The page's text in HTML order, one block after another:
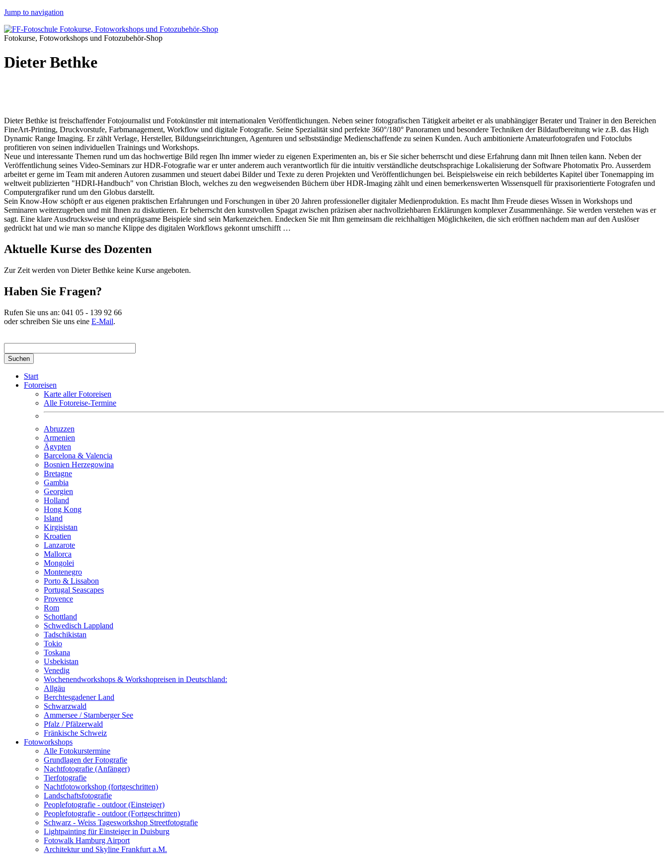
Jump to navigation
Fotokurse, Fotoworkshops und Fotozubehör-Shop
Dieter Bethke
Dieter Bethke ist freischaffender Fotojournalist und Fotokünstler mit internationalen Veröffentlichungen. Neben seiner fotografischen Tätigkeit arbeitet er als unabhängiger Berater und Trainer in den Bereichen
FineArt-Printing, Druckvorstufe, Farbmanagement, Workflow und digitale Fotografie. Seine Spezialität sind perfekte 360°/180° Panoramen und besondere Techniken der Bildaufbereitung wie z.B. das High
Dynamic Range Imaging. Er zählt Verlage, Hersteller, Bildungseinrichtungen, Agenturen und selbstständige Medienschaffende zu seinen Kunden. Auch ambitionierte Amateurfotografen und Fotoclubs
profitieren von seinen individuellen Trainings und Workshops.
Neue und interessante Themen rund um das hochwertige Bild regen Ihn immer wieder zu eigenen Experimenten an, bis er Sie sicher beherrscht und diese Erfahrung dann mit Ihnen teilen kann. Neben der
Veröffentlichung seines Video-Seminars zur HDR-Fotografie war er unter anderem auch verantwortlich für die intuitiv verständliche deutschsprachige Lokalisierung der Software Photomatix Pro. Ausserdem
arbeitet er gerne im Team mit anderen Autoren zusammen und steuert dabei Bilder und Texte zu deren Projekten und Veröffentlichungen bei. Beispielsweise ein reich bebildertes Kapitel über Tonemapping im
weltweit publizierten "HDRI-Handbuch" von Christian Bloch, welches zu den wegweisenden Büchern über HDR-Imaging zählt und einen bemerkenswerten Wissensquell für praxisorientierte Fotografen und
Computergrafiker rund um den Globus darstellt.
Sein Know-How schöpft er aus eigenen praktischen Erfahrungen und Forschungen in über 20 Jahren professioneller digitaler Medienproduktion. Es macht Ihm Freude dieses Wissen in Workshops und
Seminaren weiterzugeben und mit Ihnen zu diskutieren. Er beherrscht den kunstvollen Spagat zwischen präzisen aber nachvollziehbaren Erklärungen komplexer Zusammenhänge. Sie werden verstehen was er
sagt. Eine klare Ausdrucksweise und einprägsame Beispiele sind sein Markenzeichen. Endecken Sie mit Ihm gemeinsam die reichhaltigen Möglichkeiten, die sich eröffnen nachdem man auf den Auslöser
gedrückt hat und wie man so manche Klippe des digitalen Workflows gekonnt umschifft …
Aktuelle Kurse des Dozenten
Zur Zeit werden von Dieter Bethke keine Kurse angeboten.
Haben Sie Fragen?
Rufen Sie uns an: 041 05 - 139 92 66
oder schreiben Sie uns eine E-Mail.
Start
Fotoreisen
Karte aller Fotoreisen
Alle Fotoreise-Termine
Abruzzen
Armenien
Ägypten
Barcelona & Valencia
Bosnien Herzegowina
Bretagne
Gambia
Georgien
Holland
Hong Kong
Island
Kirgisistan
Kroatien
Lanzarote
Mallorca
Mongolei
Montenegro
Porto & Lissabon
Portugal Seascapes
Provence
Rom
Schottland
Schwedisch Lappland
Tadschikistan
Tokio
Toskana
Usbekistan
Venedig
Wochenendworkshops & Workshopreisen in Deutschland:
Allgäu
Berchtesgadener Land
Schwarzwald
Ammersee / Starnberger See
Pfalz / Pfälzerwald
Fränkische Schweiz
Fotoworkshops
Alle Fotokurstermine
Grundlagen der Fotografie
Nachtfotografie (Anfänger)
Tierfotografie
Nachtfotoworkshop (fortgeschritten)
Landschaftsfotografie
Peoplefotografie - outdoor (Einsteiger)
Peoplefotografie - outdoor (Fortgeschritten)
Schwarz - Weiss Tagesworkshop Streetfotografie
Lightpainting für Einsteiger in Duisburg
Fotowalk Hamburg Airport
Architektur und Skyline Frankfurt a.M.